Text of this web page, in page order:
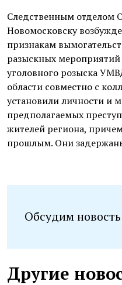
Следственным отделом
Новомосковску
признакам
разыскных
уголовного розыска
области совместно с
установили личности и
предполагаемых
жителей региона,
прошлым. Они
Обсудим
Другие